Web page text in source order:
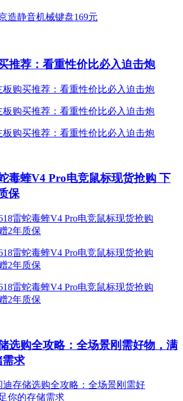
推荐：看重性价比必入迫击炮
毒蝰V4 Pro电竞鼠标现货抢购 下
保
选购全攻略：全场景刚需好物，满
需求